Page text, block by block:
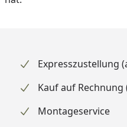
Expresszustellung
Kauf auf Rechnung
Montageservice